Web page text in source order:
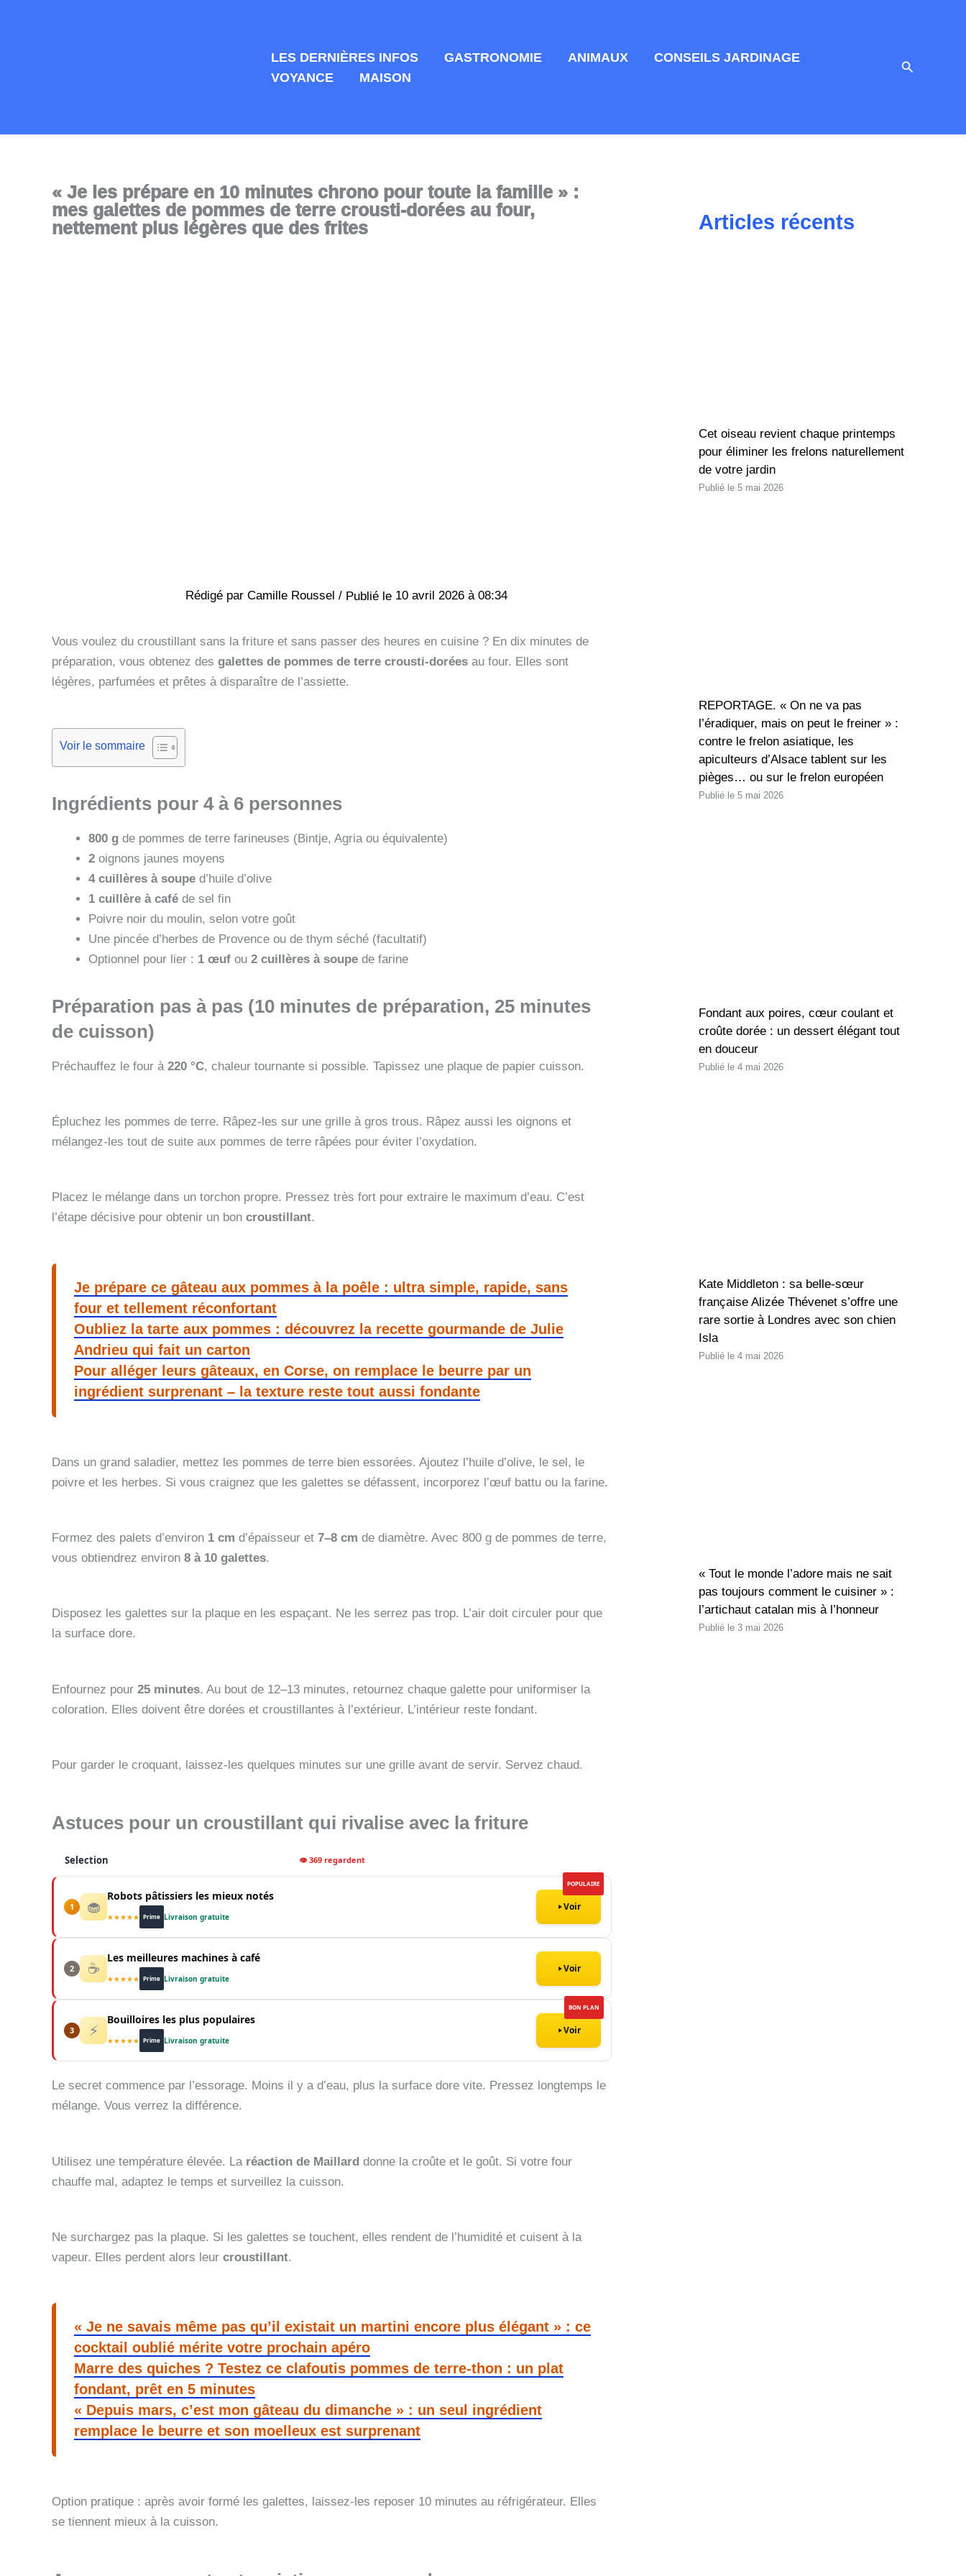
LES DERNIÈRES INFOS GASTRONOMIE ANIMAUX
CONSEILS JARDINAGE
VOYANCE
MAISON
« Je les prépare en 10 minutes chrono pour toute la famille » :
mes galettes de pommes de terre crousti-dorées au four,
nettement plus légères que des frites
Rédigé par Camille Roussel / 10 avril 2026 à 08:34
Vous voulez du croustillant sans la friture et sans passer des heures en cuisine ? En dix minutes de
préparation, vous obtenez des galettes de pommes de terre crousti-dorées au four. Elles sont
légères, parfumées et prêtes à disparaître de l’assiette.
Voir le sommaire
Ingrédients pour 4 à 6 personnes
800 g de pommes de terre farineuses (Bintje, Agria ou équivalente)
2 oignons jaunes moyens
4 cuillères à soupe d’huile d’olive
1 cuillère à café de sel fin
Poivre noir du moulin, selon votre goût
Une pincée d’herbes de Provence ou de thym séché (facultatif)
Optionnel pour lier : 1 œuf ou 2 cuillères à soupe de farine
Préparation pas à pas (10 minutes de préparation, 25 minutes
de cuisson)
Préchauffez le four à 220 °C, chaleur tournante si possible. Tapissez une plaque de papier cuisson.
Épluchez les pommes de terre. Râpez-les sur une grille à gros trous. Râpez aussi les oignons et
mélangez-les tout de suite aux pommes de terre râpées pour éviter l’oxydation.
Placez le mélange dans un torchon propre. Pressez très fort pour extraire le maximum d’eau. C’est
l’étape décisive pour obtenir un bon croustillant.
Je prépare ce gâteau aux pommes à la poêle : ultra simple, rapide, sans
four et tellement réconfortant
Oubliez la tarte aux pommes : découvrez la recette gourmande de Julie
Andrieu qui fait un carton
Pour alléger leurs gâteaux, en Corse, on remplace le beurre par un
ingrédient surprenant – la texture reste tout aussi fondante
Dans un grand saladier, mettez les pommes de terre bien essorées. Ajoutez l’huile d’olive, le sel, le
poivre et les herbes. Si vous craignez que les galettes se défassent, incorporez l’œuf battu ou la farine.
Formez des palets d’environ 1 cm d’épaisseur et 7–8 cm de diamètre. Avec 800 g de pommes de terre,
vous obtiendrez environ 8 à 10 galettes.
Disposez les galettes sur la plaque en les espaçant. Ne les serrez pas trop. L’air doit circuler pour que
la surface dore.
Enfournez pour 25 minutes. Au bout de 12–13 minutes, retournez chaque galette pour uniformiser la
coloration. Elles doivent être dorées et croustillantes à l’extérieur. L’intérieur reste fondant.
Pour garder le croquant, laissez-les quelques minutes sur une grille avant de servir. Servez chaud.
Astuces pour un croustillant qui rivalise avec la friture
Selection 👁 369 regardent
POPULAIRE
1 🧁
Robots pâtissiers les mieux notés
★★★★★ Prime Livraison gratuite
Voir
2 ☕
Les meilleures machines à café
★★★★★ Prime Livraison gratuite
Voir
BON PLAN
3 ⚡
Bouilloires les plus populaires
★★★★★ Prime Livraison gratuite
Voir
Le secret commence par l’essorage. Moins il y a d’eau, plus la surface dore vite. Pressez longtemps le
mélange. Vous verrez la différence.
Utilisez une température élevée. La réaction de Maillard donne la croûte et le goût. Si votre four
chauffe mal, adaptez le temps et surveillez la cuisson.
Ne surchargez pas la plaque. Si les galettes se touchent, elles rendent de l’humidité et cuisent à la
vapeur. Elles perdent alors leur croustillant.
« Je ne savais même pas qu’il existait un martini encore plus élégant » : ce
cocktail oublié mérite votre prochain apéro
Marre des quiches ? Testez ce clafoutis pommes de terre-thon : un plat
fondant, prêt en 5 minutes
« Depuis mars, c’est mon gâteau du dimanche » : un seul ingrédient
remplace le beurre et son moelleux est surprenant
Option pratique : après avoir formé les galettes, laissez-les reposer 10 minutes au réfrigérateur. Elles
se tiennent mieux à la cuisson.
Articles récents
Cet oiseau revient chaque printemps
pour éliminer les frelons naturellement
de votre jardin
5 mai 2026
REPORTAGE. « On ne va pas
l’éradiquer, mais on peut le freiner » :
contre le frelon asiatique, les
apiculteurs d’Alsace tablent sur les
pièges… ou sur le frelon européen
5 mai 2026
Fondant aux poires, cœur coulant et
croûte dorée : un dessert élégant tout
en douceur
4 mai 2026
Kate Middleton : sa belle-sœur
française Alizée Thévenet s’offre une
rare sortie à Londres avec son chien
Isla
4 mai 2026
« Tout le monde l’adore mais ne sait
pas toujours comment le cuisiner » :
l’artichaut catalan mis à l’honneur
3 mai 2026